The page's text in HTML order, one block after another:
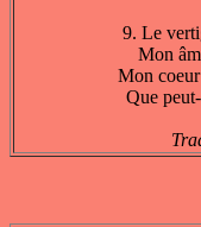
9. Le
Mon
Mon
Que